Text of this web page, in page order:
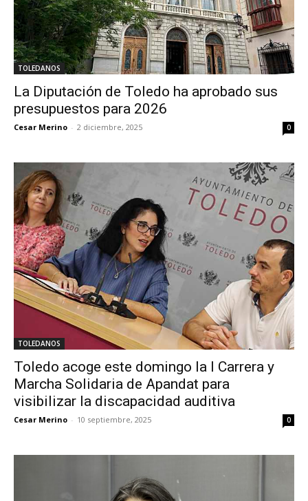
TOLEDANOS
La Diputación de Toledo ha aprobado sus
presupuestos para 2026
Cesar Merino - 2 diciembre, 2025 0
TOLEDANOS
Toledo acoge este domingo la I Carrera y
Marcha Solidaria de Apandat para
visibilizar la discapacidad auditiva
Cesar Merino - 10 septiembre, 2025 0